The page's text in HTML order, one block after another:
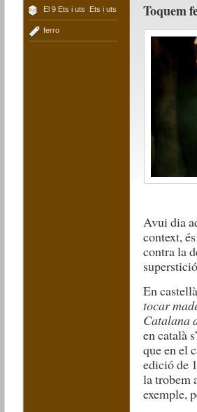
El 9 Ets i uts Ets i uts
ferro
Toquem
Avui dia
context,
contra la
En
tocar
Catalana
en català
que en el
edició de
la trobem
exemple,